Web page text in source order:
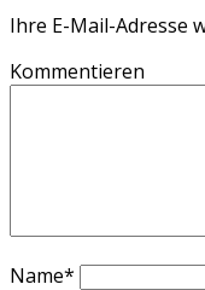
Ihre E-Mail-Adresse
Kommentieren
Name*